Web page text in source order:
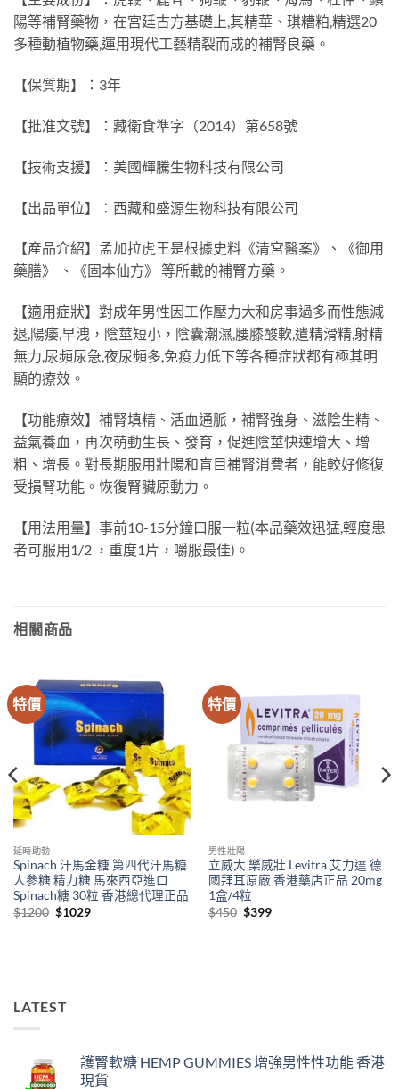
陽等補腎藥物，在宮廷古方基礎上,其精華、琪糟粕,精選20
多種動植物藥,運用現代工藝精裂而成的補腎良藥。
【保質期】：3年
【批准文號】：藏衛食準字（2014）第658號
【技術支援】：美國輝騰生物科技有限公司
【出品單位】：西藏和盛源生物科技有限公司
【產品介紹】孟加拉虎王是根據史料《清宮醫案》、《御用
藥膳》 、《固本仙方》 等所載的補腎方藥。
【適用症狀】對成年男性因工作壓力大和房事過多而性態減
退,陽痿,早洩，陰莖短小，陰囊潮濕,腰膝酸軟,遣精滑精,射精
無力,尿頻尿急,夜尿頻多,免疫力低下等各種症狀都有極其明
顯的療效。
【功能療效】補腎填精、活血通脈，補腎強身、滋陰生精、
益氣養血，再次萌動生長、發育，促進陰莖快速增大、增
粗、增長。對長期服用壯陽和盲目補腎消費者，能較好修復
受損腎功能。恢復腎臟原動力。
【用法用量】事前10-15分鐘口服一粒(本品藥效迅猛,輕度患
者可服用1/2 ，重度1片，嚼服最佳)。
相關商品
特價
延時助勃
Spinach 汗馬金糖 第四代汗馬糖
人參糖 精力糖 馬來西亞進口
Spinach糖 30粒 香港總代理正品
$1200 Original
$1029Current
特價
男性壯陽
立威大 樂威壯 Levitra 艾力達 德
國拜耳原廠 香港藥店正品 20mg
1盒/4粒
$450 Original
$399Current
LATEST
護腎軟糖 HEMP GUMMIES 增強男性性功能 香港
現貨